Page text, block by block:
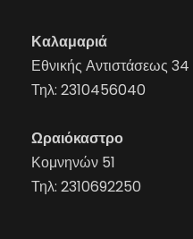
Καλαμαριά
Εθνικής Αντιστάσεως
Τηλ: 2310456040
Ωραιόκαστρο
Κομνηνών 51
Τηλ: 2310692250